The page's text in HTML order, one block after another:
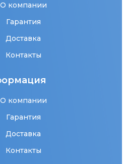
О компании
Гарантия
Доставка
Контакты
О компании
Гарантия
Доставка
Контакты